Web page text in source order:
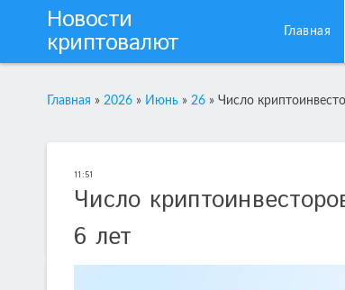
Новости
криптовалют Главная
Главная » 2026 » Июнь » 26 » Число
11:51
Число
6 лет